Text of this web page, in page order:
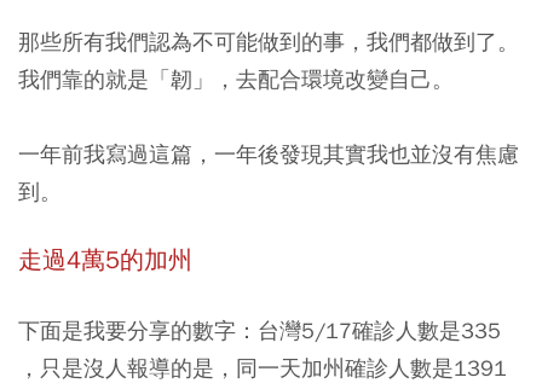
那些所有我們認為不可能做到的事，我們都做到了。
我們靠的就是「韌」，去配合環境改變自己。
一年前我寫過這篇，一年後發現其實我也並沒有焦慮
到。
走過4萬5的加州
下面是我要分享的數字：台灣5/17確診人數是335
，只是沒人報導的是，同一天加州確診人數是1391